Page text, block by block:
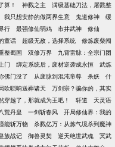
算！ 神戮之主
满级基础刀法，屠戮整
我只想安静的做两界生意 鬼道修神
缓
行 最强修仙弱鸡 市井武神
修仙
童话 超级无敌，选择系统
修炼废柴闯
整蜀国 双修万界
九霄雷脉：全宗门团
门 绑定系统后，废材逆袭成永恒
武炼
佛门没了 从废脉到混沌帝尊 杀妖
什
吹唢呐送葬诸天
万剑宗？骗你的，其实
穿越了，那就成为王吧！ 轩道
天灵语
荒丹皇 一剑斩春风
开局修仙界：我的
能斩万物
杀戮亿万：从炼气境杀到魔神
族战记 御兽灵契 逆天绝世武魂
冥武